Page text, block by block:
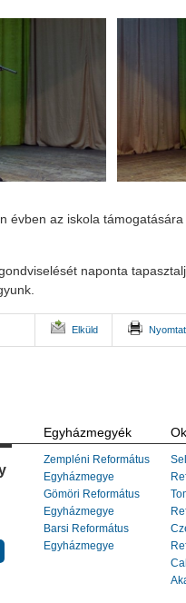
évben az iskola
naponta
Elküld Nyomtat
Egyházmegyék
Zempléni Református
Egyházmegye
Gömöri Református
Egyházmegye
Barsi Református
Egyházmegye